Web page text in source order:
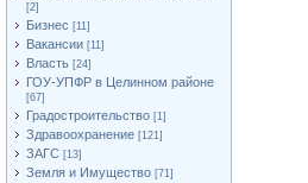
[2]
Бизнес [11]
Вакансии [11]
Власть [24]
ГОУ-УПФР в Целинном районе
[67]
Градостроительство [1]
Здравоохранение [121]
ЗАГС [13]
Земля и Имущество [71]